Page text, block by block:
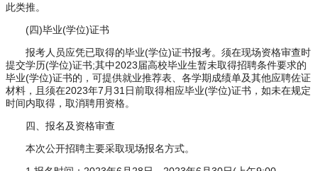
此类推。
(四)毕业(学位)证书
报考人员应凭已取得的毕业(学位)证书报考。须在现场资格审查时
提交学历(学位)证书;其中2023届高校毕业生暂未取得招聘条件要求的
毕业(学位)证书的，可提供就业推荐表、各学期成绩单及其他应聘佐证
材料，且须在2023年7月31日前取得相应毕业(学位)证书，如未在规定
时间内取得，取消聘用资格。
四、报名及资格审查
本次公开招聘主要采取现场报名方式。